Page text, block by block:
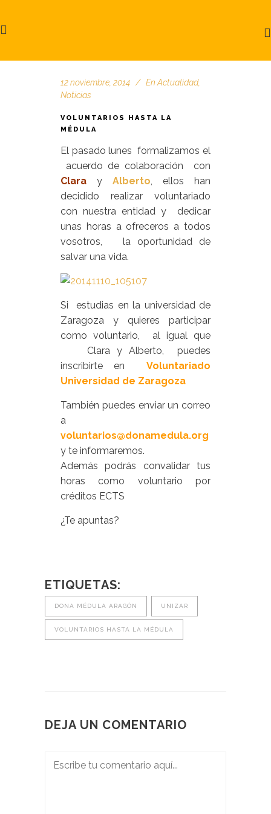
12 noviembre, 2014 En Actualidad,
Noticias
VOLUNTARIOS HASTA LA
MÉDULA
El pasado lunes formalizamos el
acuerdo de colaboración con
Clara y Alberto, ellos han
decidido realizar voluntariado
con nuestra entidad y dedicar
unas horas a ofreceros a todos
vosotros, la oportunidad de
salvar una vida.
Si estudias en la universidad de
Zaragoza y quieres participar
como voluntario, al igual que
Clara y Alberto, puedes
inscribirte en
Voluntariado
Universidad de Zaragoza
También puedes enviar un correo
a
voluntarios@donamedula.org
y te informaremos.
Además podrás convalidar tus
horas como voluntario por
créditos ECTS
¿Te apuntas?
ETIQUETAS:
DONA MÉDULA ARAGÓN UNIZAR
VOLUNTARIOS HASTA LA MÉDULA
DEJA UN COMENTARIO